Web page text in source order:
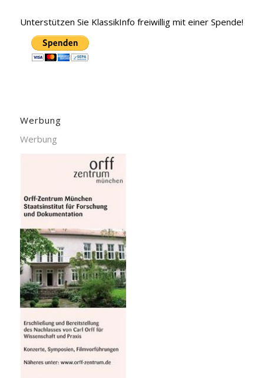
Unterstützen Sie KlassikInfo freiwillig mit einer Spende!
Werbung
Werbung